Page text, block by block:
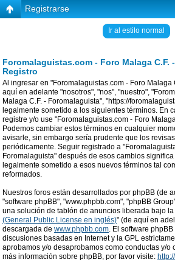
Registrarse
Ir al estilo normal
Foromalaguistas.com - Foro Malaga C.F.
Registro
Al ingresar en "Foromalaguistas.com - Foro Malaga
aquí en adelante "nosotros", "nos", "nuestro",
Malaga C.F. - Foromalaguista", "https://
legalmente sometido a los siguientes términos. En
registre y/o use "Foromalaguistas.com - Foro
Podemos cambiar estos términos en cualquier
avisarle, sin embargo sería prudente que los
periódicamente. Seguir registrado a
Foromalaguista" después de esos cambios significa
legalmente sometido a esos nuevos términos tal
reformados.
Nuestros foros están desarrollados por phpBB (de
"software phpBB", "www.phpbb.com", "phpBB
una solución de tablón de anuncios liberada bajo la
(General Public License en inglés)" (de aquí en
descargada de www.phpbb.com. El software
discusiones basadas en Internet y la GPL
aprobamos y/o desaprobamos como conductas y/o
más información sobre phpBB, por favor visite: